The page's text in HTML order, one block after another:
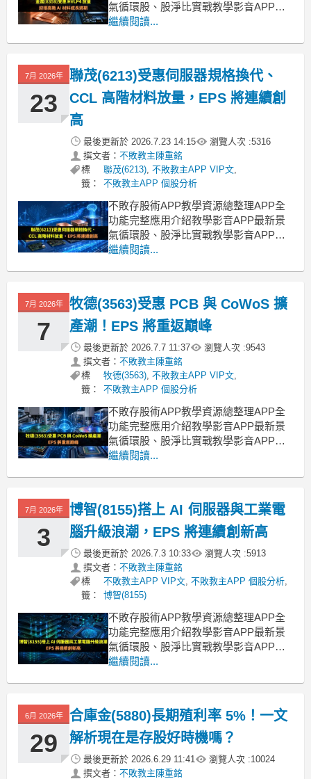
氣循環股、股淨比實戰教學影音APP策
略選股教學【ETF比較模型教學】該存
成式 AI、代理式 AI、高效能運算需求快
速成長，GPU、CPU、ASIC 及高
繼續閱讀...
7月 2026年
23
聯茂(6213)受惠伺服器規格換代、
CCL 高階材料放量，EPS 將連續創
高
最後更新於 2026.7.23 14:15 瀏覽人次 :5316
撰文者： 不敗教主陳重銘
標
籤：
聯茂(6213), 不敗教主APP VIP文,
不敗教主APP 個股分析
不敗存股術APP教學資源總整理APP全
功能完整應用介紹教學影音APP最新景
氣循環股、股淨比實戰教學影音APP策
略選股教學【ETF比較模型教學】該存
著生成式 AI、代理式 AI 與大型模型持續
擴張，AI 伺服器逐漸從單機運
繼續閱讀...
7月 2026年
7
牧德(3563)受惠 PCB 與 CoWoS 擴
產潮！EPS 將重返巔峰
最後更新於 2026.7.7 11:37 瀏覽人次 :9543
撰文者： 不敗教主陳重銘
標
籤：
牧德(3563), 不敗教主APP VIP文,
不敗教主APP 個股分析
不敗存股術APP教學資源總整理APP全
功能完整應用介紹教學影音APP最新景
氣循環股、股淨比實戰教學影音APP策
略選股教學【ETF比較模型教學】該存
過去 PCB 比較像是電子產品裡的「基礎
電路板」，主要負責連接各式零組件。
繼續閱讀...
7月 2026年
3
博智(8155)搭上 AI 伺服器與工業電
腦升級浪潮，EPS 將連續創新高
最後更新於 2026.7.3 10:33 瀏覽人次 :5913
撰文者： 不敗教主陳重銘
標
籤：
不敗教主APP VIP文, 不敗教主APP 個股分析,
博智(8155)
不敗存股術APP教學資源總整理APP全
功能完整應用介紹教學影音APP最新景
氣循環股、股淨比實戰教學影音APP策
略選股教學【ETF比較模型教學】該存
局隨著 AI 應用由訓練延伸至推理、代理
式 AI 與多模型架構，資料中心對低
繼續閱讀...
6月 2026年
29
合庫金(5880)長期殖利率 5%！一文
解析現在是存股好時機嗎？
最後更新於 2026.6.29 11:41 瀏覽人次 :10024
撰文者： 不敗教主陳重銘